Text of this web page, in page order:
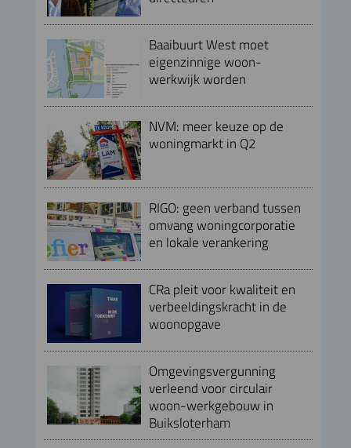
Baaibuurt West moet
eigenzinnige woon-
werkwijk worden
NVM: meer keuze op de
woningmarkt in Q2
RIGO: geen verband tussen
omvang woningcorporatie
en lokale verankering
CRa pleit voor kwaliteit en
verbeeldingskracht in de
woonopgave
Omgevingsvergunning
verleend voor circulair
woon-werkgebouw in
Buiksloterham